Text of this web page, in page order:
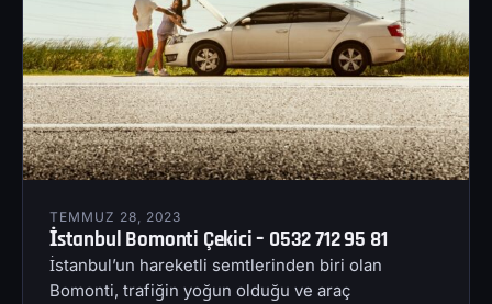
TEMMUZ 28, 2023
İstanbul Bomonti Çekici – 0532 712 95 81
İstanbul’un hareketli semtlerinden biri olan
Bomonti, trafiğin yoğun olduğu ve araç